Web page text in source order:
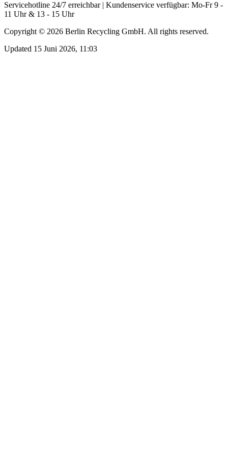
Servicehotline 24/7 erreichbar | Kundenservice verfügbar: Mo-Fr 9 -
11 Uhr & 13 - 15 Uhr
Copyright © 2026 Berlin Recycling GmbH. All rights reserved.
Updated 15 Juni 2026, 11:03